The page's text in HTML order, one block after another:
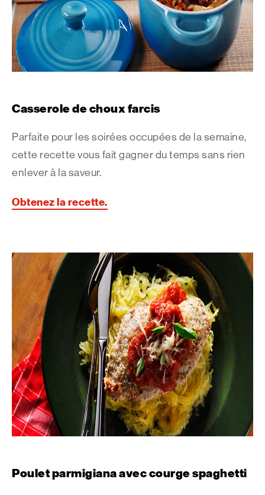
Casserole de choux farcis
Parfaite pour les soirées occupées de la semaine,
cette recette vous fait gagner du temps sans rien
enlever à la saveur.
Obtenez la recette.
Poulet parmigiana avec courge spaghetti